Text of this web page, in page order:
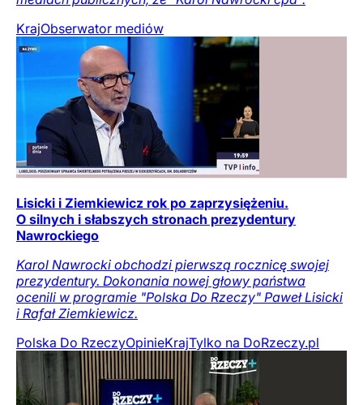
KrajObserwator mediów
Lisicki i Ziemkiewicz rok po zaprzysiężeniu.
O silnych i słabszych stronach prezydentury
Nawrockiego
Karol Nawrocki obchodzi pierwszą rocznicę swojej
prezydentury. Dokonania nowej głowy państwa
ocenili w programie "Polska Do Rzeczy" Paweł Lisicki
i Rafał Ziemkiewicz.
Polska Do RzeczyOpinieKrajTylko na DoRzeczy.pl